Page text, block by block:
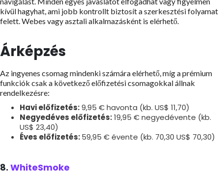
kívül hagyhat, ami jobb kontrollt biztosít a szerkesztési folyamat
felett. Webes vagy asztali alkalmazásként is elérhető.
Árképzés
Az ingyenes csomag mindenki számára elérhető, míg a prémium
funkciók csak a következő előfizetési csomagokkal állnak
rendelkezésre:
Havi előfizetés:9,95 € havonta (kb. US$ 11,70)
Negyedéves előfizetés:19,95 € negyedévente (kb.
US$ 23,40)
Éves előfizetés:59,95 € évente (kb. 70,30 US$ 70,30)
8. WhiteSmoke